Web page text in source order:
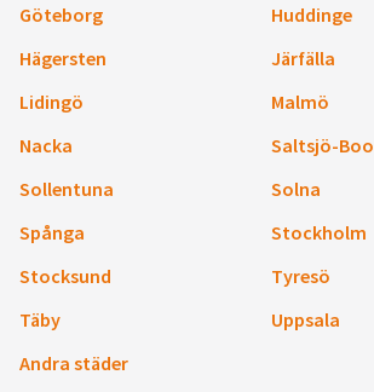
Göteborg
Huddinge
Hägersten
Järfälla
Lidingö
Malmö
Nacka
Saltsjö-Boo
Sollentuna
Solna
Spånga
Stockholm
Stocksund
Tyresö
Täby
Uppsala
Andra städer